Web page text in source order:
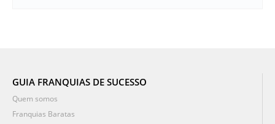
GUIA FRANQUIAS DE SUCESSO
Quem somos
Franquias Baratas